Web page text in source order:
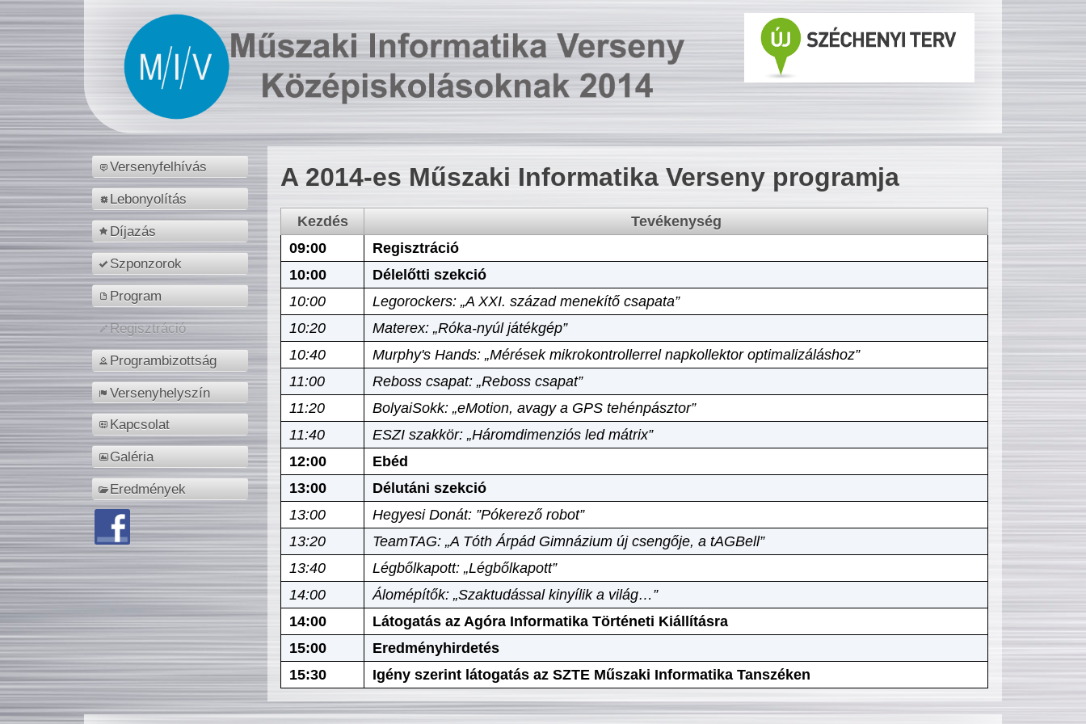
Versenyfelhívás
Lebonyolítás
Díjazás
Szponzorok
Program
Regisztráció
Programbizottság
Versenyhelyszín
Kapcsolat
Galéria
Eredmények
A 2014-es Műszaki Informatika Verseny programja
Kezdés
Tevékenység
09:00
Regisztráció
10:00
Délelőtti szekció
10:00
Legorockers: „A XXI. század menekítő csapata”
10:20
Materex: „Róka-nyúl játékgép”
10:40
Murphy's Hands: „Mérések mikrokontrollerrel napkollektor optimalizáláshoz”
11:00
Reboss csapat: „Reboss csapat”
11:20
BolyaiSokk: „eMotion, avagy a GPS tehénpásztor”
11:40
ESZI szakkör: „Háromdimenziós led mátrix”
12:00
Ebéd
13:00
Délutáni szekció
13:00
Hegyesi Donát: ”Pókerező robot”
13:20
TeamTAG: „A Tóth Árpád Gimnázium új csengője, a tAGBell”
13:40
Légbőlkapott: „Légbőlkapott”
14:00
Álomépítők: „Szaktudással kinyílik a világ…”
14:00
Látogatás az Agóra Informatika Történeti Kiállításra
15:00
Eredményhirdetés
15:30
Igény szerint látogatás az SZTE Műszaki Informatika Tanszéken